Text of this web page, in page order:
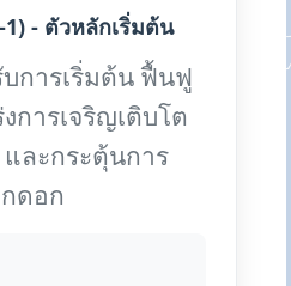
1) - ตัวหลักเริ่มต้น
การเริ่มต้น ฟื้นฟู
การเจริญเติบโต
และกระตุ้นการ
ดอก